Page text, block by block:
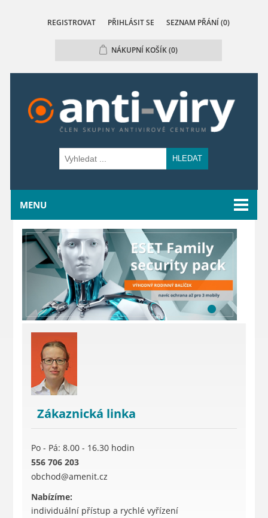
REGISTROVAT PŘIHLÁSIT SE SEZNAM PŘÁNÍ (0)
NÁKUPNÍ KOŠÍK(0)
HLEDAT
MENU
Zákaznická linka
Po - Pá: 8.00 - 16.30 hodin
556 706 203
obchod@amenit.cz
Nabízíme:
individuální přístup a rychlé vyřízení